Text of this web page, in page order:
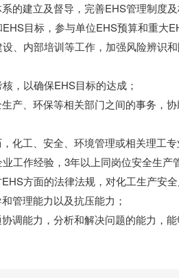
建立及督导，完善EHS管理制度及
目标，参与单位EHS预算和重大
内部培训等工作，加强风险辨识
以确保EHS目标的达成；
、环保等相关部门之间的事务，协
工、安全、环境管理或相关理工专
作经验，3年以上同岗位安全生产
方面的法律法规，对化工生产安全
理能力以及抗压能力；
能力，分析和解决问题的能力，能